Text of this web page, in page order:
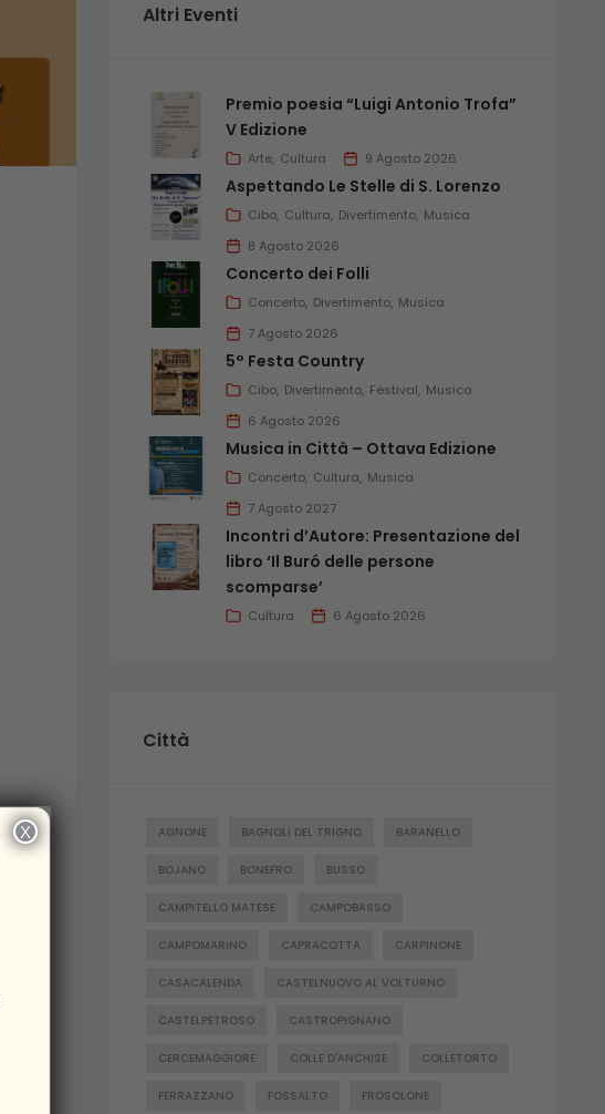
Altri Eventi
Premio poesia “Luigi Antonio Trofa”
V Edizione
Arte Cultura 9 Agosto 2026
Aspettando Le Stelle di S. Lorenzo
Cibo Cultura Divertimento Musica
8 Agosto 2026
Concerto dei Folli
Concerto Divertimento Musica
7 Agosto 2026
5° Festa Country
Cibo Divertimento Festival Musica
6 Agosto 2026
Musica in Città – Ottava Edizione
Concerto Cultura Musica
7 Agosto 2027
Incontri d’Autore: Presentazione del
libro ‘Il Buró delle persone
scomparse’
Cultura 6 Agosto 2026
Città
AGNONE BAGNOLI DEL TRIGNO BARANELLO
BOJANO BONEFRO BUSSO
CAMPITELLO MATESE CAMPOBASSO
CAMPOMARINO CAPRACOTTA CARPINONE
CASACALENDA CASTELNUOVO AL VOLTURNO
CASTELPETROSO CASTROPIGNANO
CERCEMAGGIORE COLLE D'ANCHISE COLLETORTO
FERRAZZANO FOSSALTO FROSOLONE
× X